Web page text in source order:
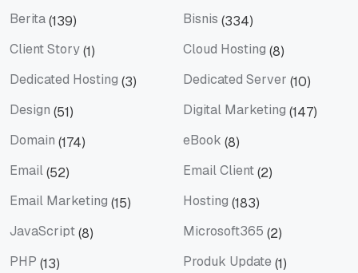
Berita(139) Bisnis (334)
Client Story(1) Cloud Hosting (8)
Dedicated Hosting (3) Dedicated Server (10)
Design (51) Digital Marketing (147)
Domain (174) eBook (8)
Email(52) Email Client(2)
Email Marketing (15) Hosting (183)
JavaScript(8) Microsoft365 (2)
PHP (13) Produk Update (1)